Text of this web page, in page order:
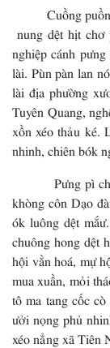
Cuồng puồng
nung dệt hịt
nghiệp cánh
lài. Pùn pàn lan
lài địa phường
Tuyên Quang,
xồn xéo thảu ké.
nhinh, chiên bók
Pưng pì
khòng côn Dạo
ók luông dệt
chuông hong dệt
hội vằn hoá, mự
mua xuần, mỏi
tô ma tang cốc
ưởi nọng phủ
xéo nẳng xã Tiên